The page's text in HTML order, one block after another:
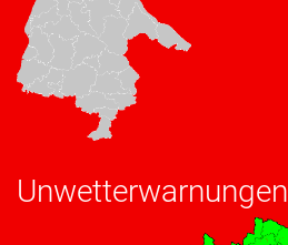
Unwetterwarnungen